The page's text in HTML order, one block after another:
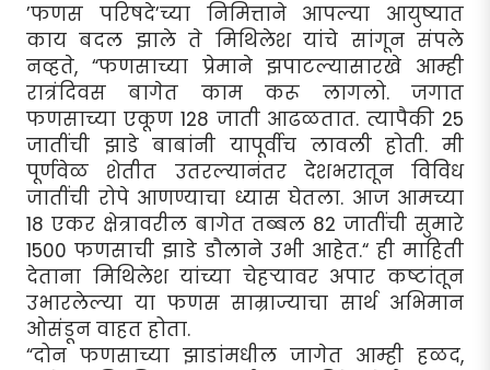
’फणस परिषदे’च्या निमित्ताने आपल्या आयुष्यात
काय बदल झाले ते मिथिलेश यांचे सांगून संपले
नव्हते, “फणसाच्या प्रेमाने झपाटल्यासारखे आम्ही
रात्रंदिवस बागेत काम करू लागलो. जगात
फणसाच्या एकूण 128 जाती आढळतात. त्यापैकी 25
जातींची झाडे बाबांनी यापूर्वीच लावली होती. मी
पूर्णवेळ शेतीत उतरल्यानंतर देशभरातून विविध
जातींची रोपे आणण्याचा ध्यास घेतला. आज आमच्या
18 एकर क्षेत्रावरील बागेत तब्बल 82 जातींची सुमारे
1500 फणसाची झाडे डौलाने उभी आहेत.“ ही माहिती
देताना मिथिलेश यांच्या चेहर्‍यावर अपार कष्टांतून
उभारलेल्या या फणस साम्राज्याचा सार्थ अभिमान
ओसंडून वाहत होता.
“दोन फणसाच्या झाडांमधील जागेत आम्ही हळद,